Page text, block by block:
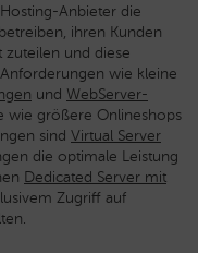
Anbieter die
ihren Kunden
zuteilen und diese
wie kleine
und WebServer-
wie größere Onlineshops
sind Virtual Server
die optimale Leistung
Dedicated Server mit
Zugriff auf